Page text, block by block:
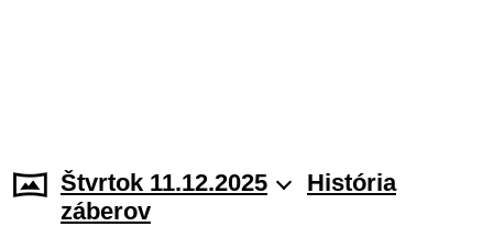
Štvrtok 11.12.2025
História
záberov